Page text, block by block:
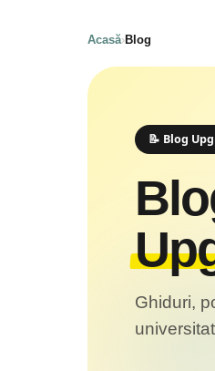
Acasă›Blog
📝 Blog
Ghiduri,